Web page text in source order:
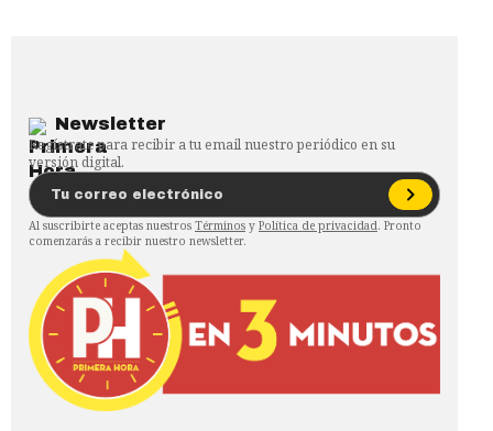
Newsletter
Regístrate para recibir a tu email nuestro periódico en su
versión digital.
Al suscribirte aceptas nuestros Términos y Política de privacidad. Pronto
comenzarás a recibir nuestro newsletter.